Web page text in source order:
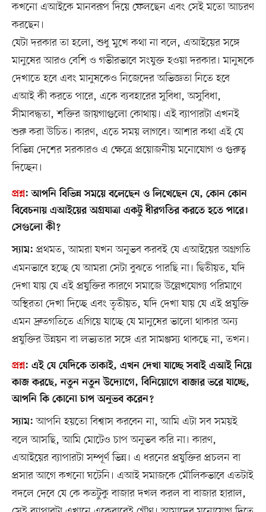
কখনো এআইকে মানবরূপ দিয়ে ফেলছেন এবং সেই মতো আচরণ
করছেন।
যেটা দরকার তা হলো, শুধু মুখে কথা না বলে, এআইয়ের সঙ্গে
মানুষের আরও বেশি ও গভীরভাবে সংযুক্ত হওয়া দরকার। মানুষকে
দেখাতে হবে এবং মানুষকেও নিজেদের অভিজ্ঞতা নিতে হবে
এআই কী করতে পারে, একে ব্যবহারের সুবিধা, অসুবিধা,
সীমাবদ্ধতা, শক্তির জায়গাগুলো কোথায়। এই ব্যাপারটা এখনই
শুরু করা উচিত। কারণ, এতে সময় লাগবে। আশার কথা এই যে
বিভিন্ন দেশের সরকারও এ ক্ষেত্রে প্রয়োজনীয় মনোযোগ ও গুরুত্ব
দিচ্ছেন।
প্রশ্ন:আপনি বিভিন্ন সময়ে বলেছেন ও লিখেছেন যে, কোন কোন
বিবেচনায় এআইয়ের অগ্রযাত্রা একটু ধীরগতির করতে হতে পারে।
সেগুলো কী?
স্যাম: প্রথমত, আমরা যখন অনুভব করবই যে এআইয়ের অগ্রগতি
এমনভাবে হচ্ছে যে আমরা সেটা বুঝতে পারছি না। দ্বিতীয়ত, যদি
দেখা যায় যে এই প্রযুক্তির কারণে সমাজে উল্লেখযোগ্য পরিমাণে
অস্থিরতা দেখা দিচ্ছে এবং তৃতীয়ত, যদি দেখা যায় যে এই প্রযুক্তি
এমন দ্রুতগতিতে এগিয়ে যাচ্ছে যে মানুষের ভালো থাকার অন্য
প্রযুক্তির উন্নয়ন বা লভ্যতার সঙ্গে এর সামঞ্জস্য থাকছে না, তখন।
প্রশ্ন: এই যে যেদিকে তাকাই, এখন দেখা যাচ্ছে সবাই এআই নিয়ে
কাজ করছে, নতুন নতুন উদ্যোগে, বিনিয়োগে বাজার ভরে যাচ্ছে,
আপনি কি কোনো চাপ অনুভব করেন?
স্যাম: আপনি হয়তো বিশ্বাস করবেন না, আমি এটা সব সময়ই
বলে আসছি, আমি মোটেও চাপ অনুভব করি না। কারণ,
এআইয়ের ব্যাপারটা সম্পূর্ণ ভিন্ন। এ ধরনের প্রযুক্তির প্রচলন বা
প্রসার আগে কখনো ঘটেনি। এআই সমাজকে মৌলিকভাবে এতটাই
বদলে দেবে যে কে কতটুকু বাজার দখল করল বা বাজার হারাল,